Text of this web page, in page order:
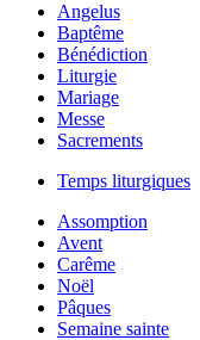
Angelus
Baptême
Bénédiction
Liturgie
Mariage
Messe
Sacrements
Temps liturgiques
Assomption
Avent
Carême
Noël
Pâques
Semaine sainte